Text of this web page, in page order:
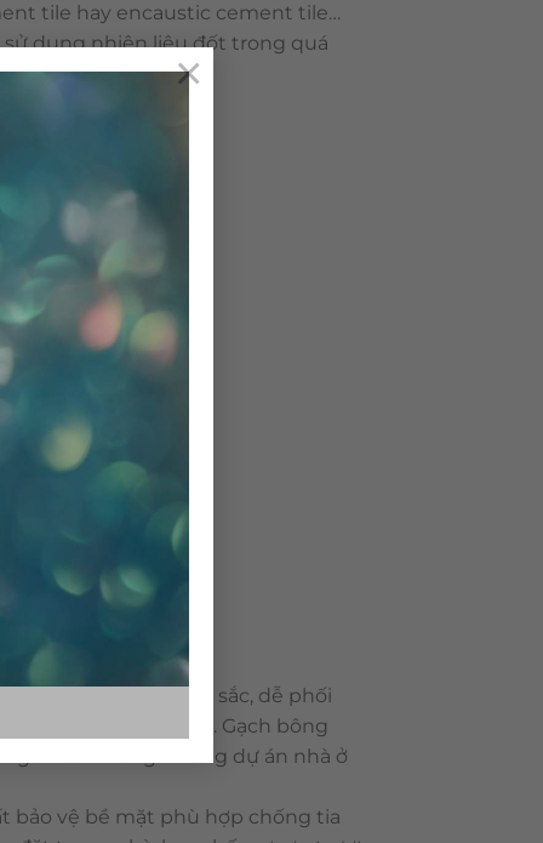
×
tile hay encaustic cement tile…
dụng nhiên liệu đốt trong quá
nhiễm môi trường.
về mẫu mã, màu sắc, dễ phối
rất bền với thời gian. Gạch bông
sân trong những dự án nhà ở
bảo vệ bề mặt phù hợp chống tia